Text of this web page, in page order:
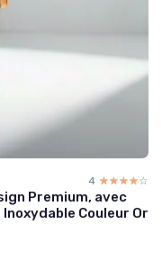
4 ☆☆☆☆☆
★★★★★
Premium, avec
Couleur Or